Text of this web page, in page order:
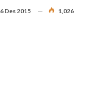
6 Des 2015 1,026